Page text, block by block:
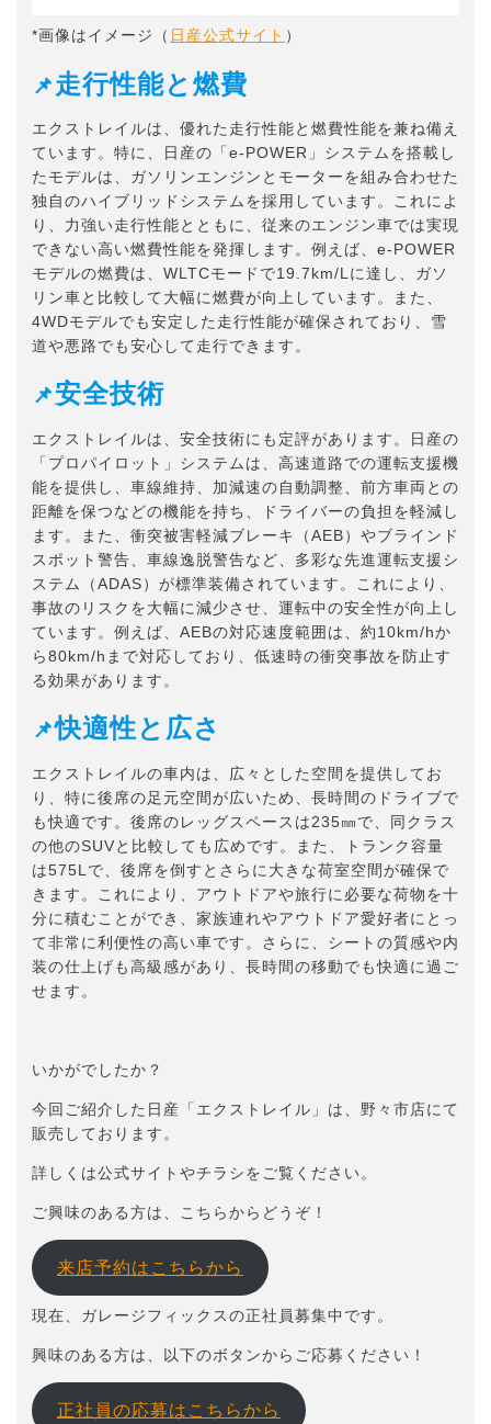
*画像はイメージ（ 日産公式サイト ）
📌走行性能と燃費
エクストレイルは、優れた走行性能と燃費性能を兼ね備え
ています。特に、日産の「e-POWER」システムを搭載し
たモデルは、ガソリンエンジンとモーターを組み合わせた
独自のハイブリッドシステムを採用しています。これによ
り、力強い走行性能とともに、従来のエンジン車では実現
できない高い燃費性能を発揮します。例えば、e-POWER
モデルの燃費は、WLTCモードで19.7km/Lに達し、ガソ
リン車と比較して大幅に燃費が向上しています。また、
4WDモデルでも安定した走行性能が確保されており、雪
道や悪路でも安心して走行できます。
📌安全技術
エクストレイルは、安全技術にも定評があります。日産の
「プロパイロット」システムは、高速道路での運転支援機
能を提供し、車線維持、加減速の自動調整、前方車両との
距離を保つなどの機能を持ち、ドライバーの負担を軽減し
ます。また、衝突被害軽減ブレーキ（AEB）やブラインド
スポット警告、車線逸脱警告など、多彩な先進運転支援シ
ステム（ADAS）が標準装備されています。これにより、
事故のリスクを大幅に減少させ、運転中の安全性が向上し
ています。例えば、AEBの対応速度範囲は、約10km/hか
ら80km/hまで対応しており、低速時の衝突事故を防止す
る効果があります。
📌快適性と広さ
エクストレイルの車内は、広々とした空間を提供してお
り、特に後席の足元空間が広いため、長時間のドライブで
も快適です。後席のレッグスペースは235㎜で、同クラス
の他のSUVと比較しても広めです。また、トランク容量
は575Lで、後席を倒すとさらに大きな荷室空間が確保で
きます。これにより、アウトドアや旅行に必要な荷物を十
分に積むことができ、家族連れやアウトドア愛好者にとっ
て非常に利便性の高い車です。さらに、シートの質感や内
装の仕上げも高級感があり、長時間の移動でも快適に過ご
せます。
いかがでしたか？
今回ご紹介した日産「エクストレイル」は、野々市店にて
販売しております。
詳しくは公式サイトやチラシをご覧ください。
ご興味のある方は、こちらからどうぞ！
来店予約はこちらから
現在、ガレージフィックスの正社員募集中です。
興味のある方は、以下のボタンからご応募ください！
正社員の応募はこちらから